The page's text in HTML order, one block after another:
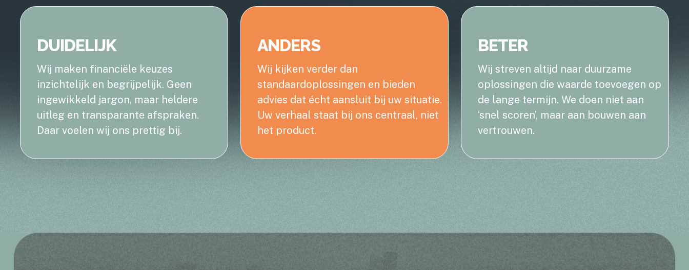
DUIDELIJK
Wij maken financiële keuzes
inzichtelijk en begrijpelijk. Geen
ingewikkeld jargon, maar heldere
uitleg en transparante afspraken.
Daar voelen wij ons prettig bij.
ANDERS
Wij kijken verder dan
standaardoplossingen en bieden
advies dat écht aansluit bij uw situatie.
Uw verhaal staat bij ons centraal, niet
het product.
BETER
Wij streven altijd naar duurzame
oplossingen die waarde toevoegen op
de lange termijn. We doen niet aan
‘snel scoren’, maar aan bouwen aan
vertrouwen.